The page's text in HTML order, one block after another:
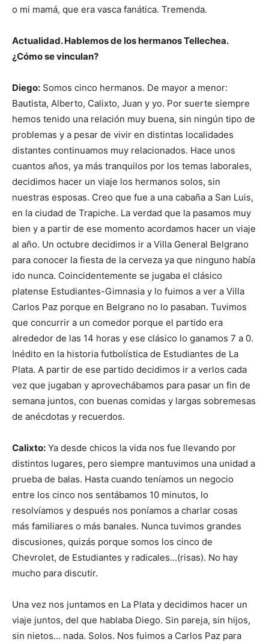
o mi mamá, que era vasca fanática. Tremenda.
Actualidad. Hablemos de los hermanos Tellechea.
¿Cómo se vinculan?
Diego: Somos cinco hermanos. De mayor a menor:
Bautista, Alberto, Calixto, Juan y yo. Por suerte siempre
hemos tenido una relación muy buena, sin ningún tipo de
problemas y a pesar de vivir en distintas localidades
distantes continuamos muy relacionados. Hace unos
cuantos años, ya más tranquilos por los temas laborales,
decidimos hacer un viaje los hermanos solos, sin
nuestras esposas. Creo que fue a una cabaña a San Luis,
en la ciudad de Trapiche. La verdad que la pasamos muy
bien y a partir de ese momento acordamos hacer un viaje
al año. Un octubre decidimos ir a Villa General Belgrano
para conocer la fiesta de la cerveza ya que ninguno había
ido nunca. Coincidentemente se jugaba el clásico
platense Estudiantes-Gimnasia y lo fuimos a ver a Villa
Carlos Paz porque en Belgrano no lo pasaban. Tuvimos
que concurrir a un comedor porque el partido era
alrededor de las 14 horas y ese clásico lo ganamos 7 a 0.
Inédito en la historia futbolística de Estudiantes de La
Plata. A partir de ese partido decidimos ir a verlos cada
vez que jugaban y aprovechábamos para pasar un fin de
semana juntos, con buenas comidas y largas sobremesas
de anécdotas y recuerdos.
Calixto: Ya desde chicos la vida nos fue llevando por
distintos lugares, pero siempre mantuvimos una unidad a
prueba de balas. Hasta cuando teníamos un negocio
entre los cinco nos sentábamos 10 minutos, lo
resolvíamos y después nos poníamos a charlar cosas
más familiares o más banales. Nunca tuvimos grandes
discusiones, quizás porque somos los cinco de
Chevrolet, de Estudiantes y radicales…(risas). No hay
mucho para discutir.
Una vez nos juntamos en La Plata y decidimos hacer un
viaje juntos, del que hablaba Diego. Sin pareja, sin hijos,
sin nietos… nada. Solos. Nos fuimos a Carlos Paz para